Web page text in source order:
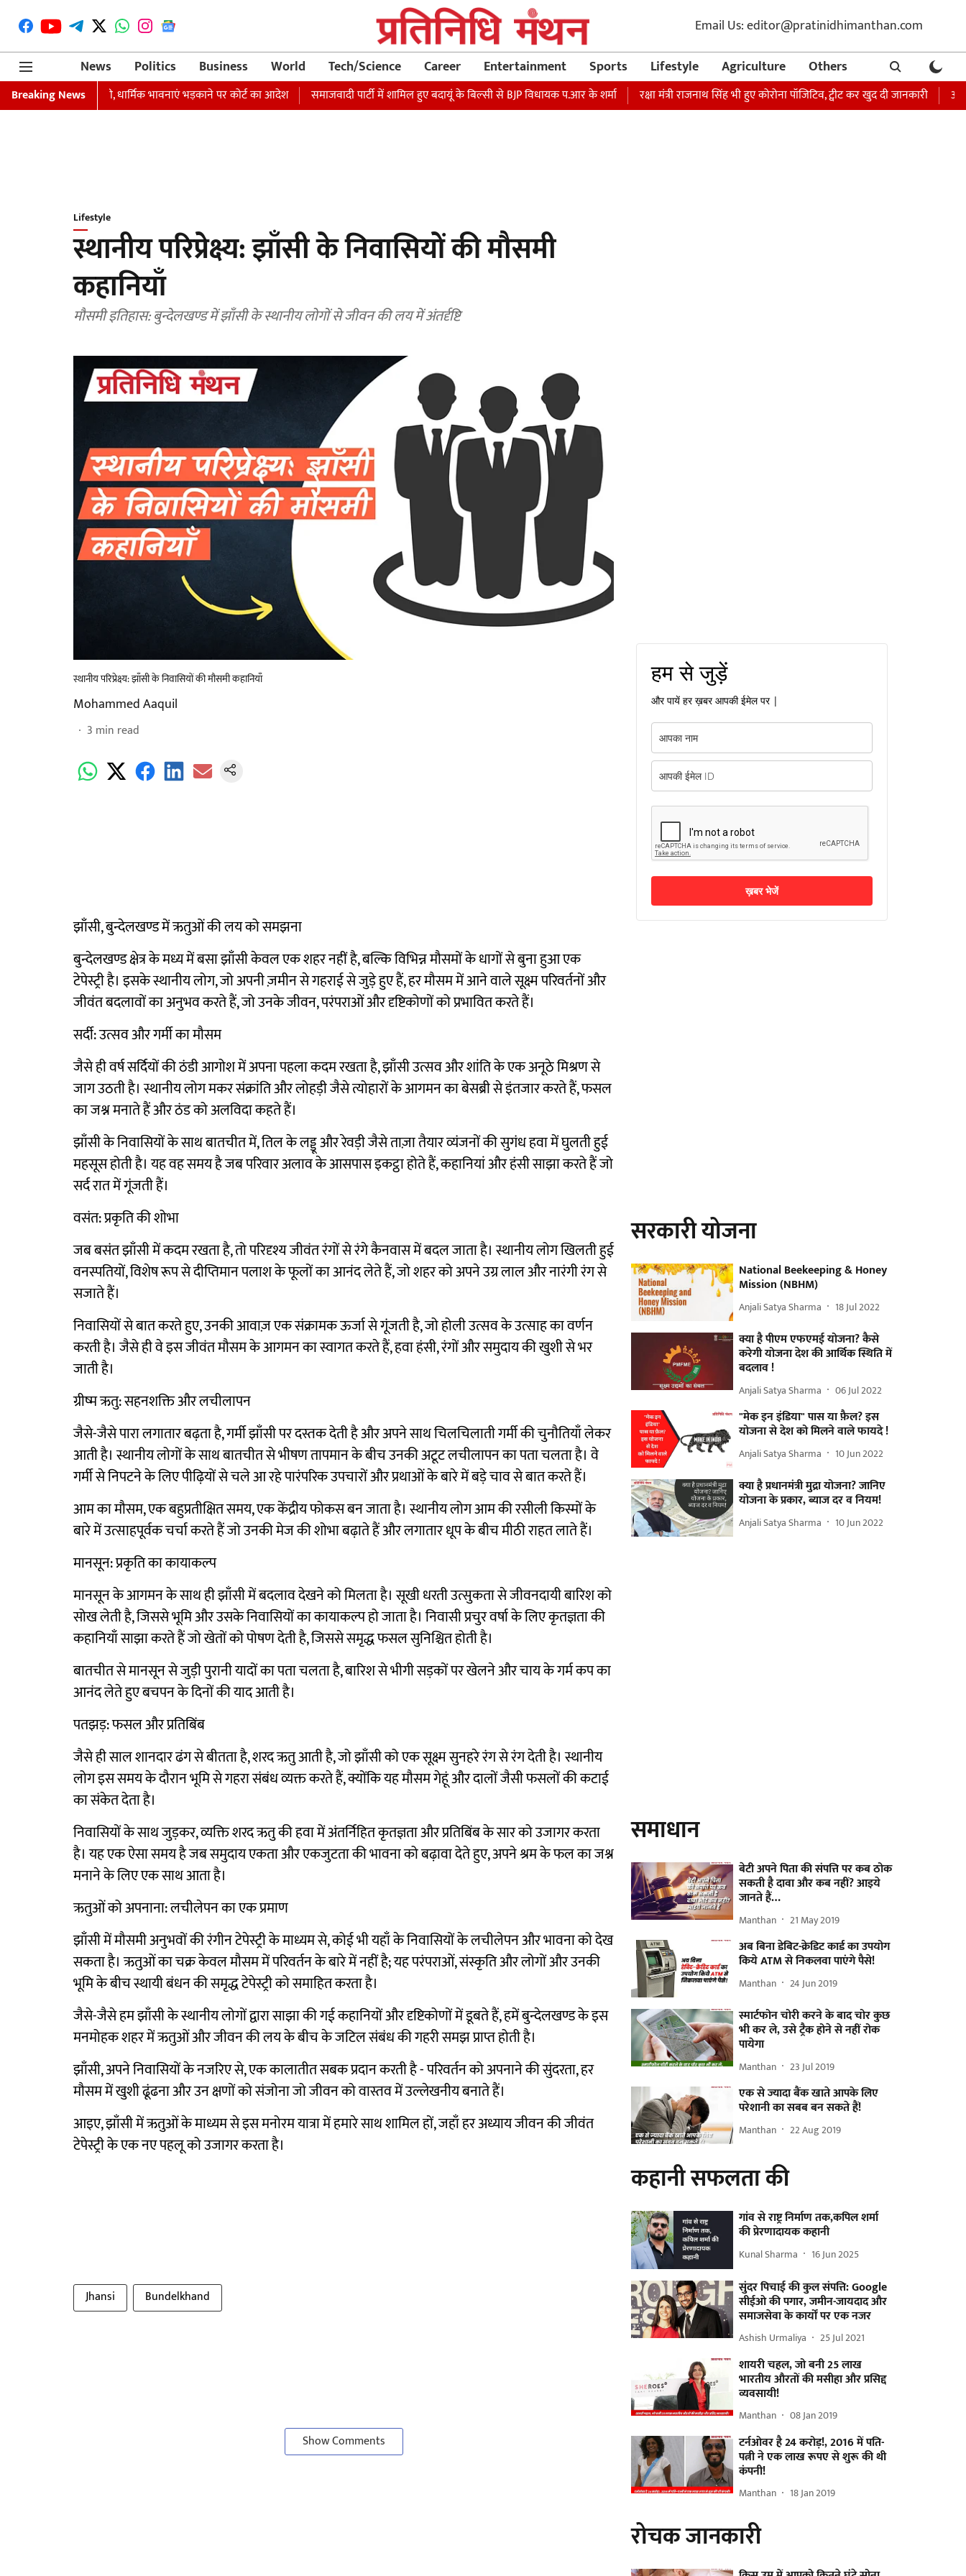
Email Us: editor@pratinidhimanthan.com
News
Politics Business World Tech/Science Career Entertainment Sports Lifestyle Agriculture Others
Breaking News
का वारंट जारी, धार्मिक भावनाएं भड़काने पर कोर्ट का आदेश समाजवादी पार्टी में शामिल हुए बदायूं के बिल्सी से BJP विधायक प.आर के शर्मा रक्षा मंत्री राजनाथ सिंह भी हुए कोरोना पॉजिटिव, ट्वीट कर खुद दी जानकारी अभिनेता
Lifestyle
स्थानीय परिप्रेक्ष्य: झाँसी के निवासियों की मौसमी
कहानियाँ
मौसमी इतिहास: बुन्देलखण्ड में झाँसी के स्थानीय लोगों से जीवन की लय में अंतर्दृष्टि
स्थानीय परिप्रेक्ष्य: झाँसी के निवासियों की मौसमी कहानियाँ
Mohammed Aaquil
3 min read
झाँसी, बुन्देलखण्ड में ऋतुओं की लय को समझना
बुन्देलखण्ड क्षेत्र के मध्य में बसा झाँसी केवल एक शहर नहीं है, बल्कि विभिन्न मौसमों के धागों से बुना हुआ एक
टेपेस्ट्री है। इसके स्थानीय लोग, जो अपनी ज़मीन से गहराई से जुड़े हुए हैं, हर मौसम में आने वाले सूक्ष्म परिवर्तनों और
जीवंत बदलावों का अनुभव करते हैं, जो उनके जीवन, परंपराओं और दृष्टिकोणों को प्रभावित करते हैं।
सर्दी: उत्सव और गर्मी का मौसम
जैसे ही वर्ष सर्दियों की ठंडी आगोश में अपना पहला कदम रखता है, झाँसी उत्सव और शांति के एक अनूठे मिश्रण से
जाग उठती है। स्थानीय लोग मकर संक्रांति और लोहड़ी जैसे त्योहारों के आगमन का बेसब्री से इंतजार करते हैं, फसल
का जश्न मनाते हैं और ठंड को अलविदा कहते हैं।
झाँसी के निवासियों के साथ बातचीत में, तिल के लड्डू और रेवड़ी जैसे ताज़ा तैयार व्यंजनों की सुगंध हवा में घुलती हुई
महसूस होती है। यह वह समय है जब परिवार अलाव के आसपास इकट्ठा होते हैं, कहानियां और हंसी साझा करते हैं जो
सर्द रात में गूंजती हैं।
वसंत: प्रकृति की शोभा
जब बसंत झाँसी में कदम रखता है, तो परिदृश्य जीवंत रंगों से रंगे कैनवास में बदल जाता है। स्थानीय लोग खिलती हुई
वनस्पतियों, विशेष रूप से दीप्तिमान पलाश के फूलों का आनंद लेते हैं, जो शहर को अपने उग्र लाल और नारंगी रंग से
सजाते हैं।
निवासियों से बात करते हुए, उनकी आवाज़ एक संक्रामक ऊर्जा से गूंजती है, जो होली उत्सव के उत्साह का वर्णन
करती है। जैसे ही वे इस जीवंत मौसम के आगमन का स्वागत करते हैं, हवा हंसी, रंगों और समुदाय की खुशी से भर
जाती है।
ग्रीष्म ऋतु: सहनशक्ति और लचीलापन
जैसे-जैसे पारा लगातार बढ़ता है, गर्मी झाँसी पर दस्तक देती है और अपने साथ चिलचिलाती गर्मी की चुनौतियाँ लेकर
आती है। स्थानीय लोगों के साथ बातचीत से भीषण तापमान के बीच उनकी अटूट लचीलापन का पता चलता है। वे
गर्मी से निपटने के लिए पीढ़ियों से चले आ रहे पारंपरिक उपचारों और प्रथाओं के बारे में बड़े चाव से बात करते हैं।
आम का मौसम, एक बहुप्रतीक्षित समय, एक केंद्रीय फोकस बन जाता है। स्थानीय लोग आम की रसीली किस्मों के
बारे में उत्साहपूर्वक चर्चा करते हैं जो उनकी मेज की शोभा बढ़ाते हैं और लगातार धूप के बीच मीठी राहत लाते हैं।
मानसून: प्रकृति का कायाकल्प
मानसून के आगमन के साथ ही झाँसी में बदलाव देखने को मिलता है। सूखी धरती उत्सुकता से जीवनदायी बारिश को
सोख लेती है, जिससे भूमि और उसके निवासियों का कायाकल्प हो जाता है। निवासी प्रचुर वर्षा के लिए कृतज्ञता की
कहानियाँ साझा करते हैं जो खेतों को पोषण देती है, जिससे समृद्ध फसल सुनिश्चित होती है।
बातचीत से मानसून से जुड़ी पुरानी यादों का पता चलता है, बारिश से भीगी सड़कों पर खेलने और चाय के गर्म कप का
आनंद लेते हुए बचपन के दिनों की याद आती है।
पतझड़: फसल और प्रतिबिंब
जैसे ही साल शानदार ढंग से बीतता है, शरद ऋतु आती है, जो झाँसी को एक सूक्ष्म सुनहरे रंग से रंग देती है। स्थानीय
लोग इस समय के दौरान भूमि से गहरा संबंध व्यक्त करते हैं, क्योंकि यह मौसम गेहूं और दालों जैसी फसलों की कटाई
का संकेत देता है।
निवासियों के साथ जुड़कर, व्यक्ति शरद ऋतु की हवा में अंतर्निहित कृतज्ञता और प्रतिबिंब के सार को उजागर करता
है। यह एक ऐसा समय है जब समुदाय एकता और एकजुटता की भावना को बढ़ावा देते हुए, अपने श्रम के फल का जश्न
मनाने के लिए एक साथ आता है।
ऋतुओं को अपनाना: लचीलेपन का एक प्रमाण
झाँसी में मौसमी अनुभवों की रंगीन टेपेस्ट्री के माध्यम से, कोई भी यहाँ के निवासियों के लचीलेपन और भावना को देख
सकता है। ऋतुओं का चक्र केवल मौसम में परिवर्तन के बारे में नहीं है; यह परंपराओं, संस्कृति और लोगों और उनकी
भूमि के बीच स्थायी बंधन की समृद्ध टेपेस्ट्री को समाहित करता है।
जैसे-जैसे हम झाँसी के स्थानीय लोगों द्वारा साझा की गई कहानियों और दृष्टिकोणों में डूबते हैं, हमें बुन्देलखण्ड के इस
मनमोहक शहर में ऋतुओं और जीवन की लय के बीच के जटिल संबंध की गहरी समझ प्राप्त होती है।
झाँसी, अपने निवासियों के नजरिए से, एक कालातीत सबक प्रदान करती है - परिवर्तन को अपनाने की सुंदरता, हर
मौसम में खुशी ढूंढना और उन क्षणों को संजोना जो जीवन को वास्तव में उल्लेखनीय बनाते हैं।
आइए, झाँसी में ऋतुओं के माध्यम से इस मनोरम यात्रा में हमारे साथ शामिल हों, जहाँ हर अध्याय जीवन की जीवंत
टेपेस्ट्री के एक नए पहलू को उजागर करता है।
Jhansi Bundelkhand
Show Comments
हम से जुड़ें
और पायें हर ख़बर आपकी ईमेल पर |
ख़बर भेजें
सरकारी योजना
National Beekeeping & Honey
Mission (NBHM)
Anjali Satya Sharma 18 Jul 2022
क्या है पीएम एफएमई योजना? कैसे
करेगी योजना देश की आर्थिक स्थिति में
बदलाव !
Anjali Satya Sharma 06 Jul 2022
"मेक इन इंडिया" पास या फ़ैल? इस
योजना से देश को मिलने वाले फायदे !
Anjali Satya Sharma 10 Jun 2022
क्या है प्रधानमंत्री मुद्रा योजना? जानिए
योजना के प्रकार, ब्याज दर व नियम!
Anjali Satya Sharma 10 Jun 2022
समाधान
बेटी अपने पिता की संपत्ति पर कब ठोक
सकती है दावा और कब नहीं? आइये
जानते हैं…
Manthan 21 May 2019
अब बिना डेबिट-क्रेडिट कार्ड का उपयोग
किये ATM से निकलवा पाएंगे पैसे!
Manthan 24 Jun 2019
स्मार्टफोन चोरी करने के बाद चोर कुछ
भी कर ले, उसे ट्रैक होने से नहीं रोक
पायेगा
Manthan 23 Jul 2019
एक से ज्यादा बैंक खाते आपके लिए
परेशानी का सबब बन सकते हैं!
Manthan 22 Aug 2019
कहानी सफलता की
गांव से राष्ट्र निर्माण तक,कपिल शर्मा
की प्रेरणादायक कहानी
Kunal Sharma 16 Jun 2025
सुंदर पिचाई की कुल संपत्ति: Google
सीईओ की पगार, जमीन-जायदाद और
समाजसेवा के कार्यों पर एक नजर
Ashish Urmaliya 25 Jul 2021
शायरी चहल, जो बनी 25 लाख
भारतीय औरतों की मसीहा और प्रसिद्द
व्यवसायी!
Manthan 08 Jan 2019
टर्नओवर है 24 करोड़!, 2016 में पति-
पत्नी ने एक लाख रूपए से शुरू की थी
कंपनी!
Manthan 18 Jan 2019
रोचक जानकारी